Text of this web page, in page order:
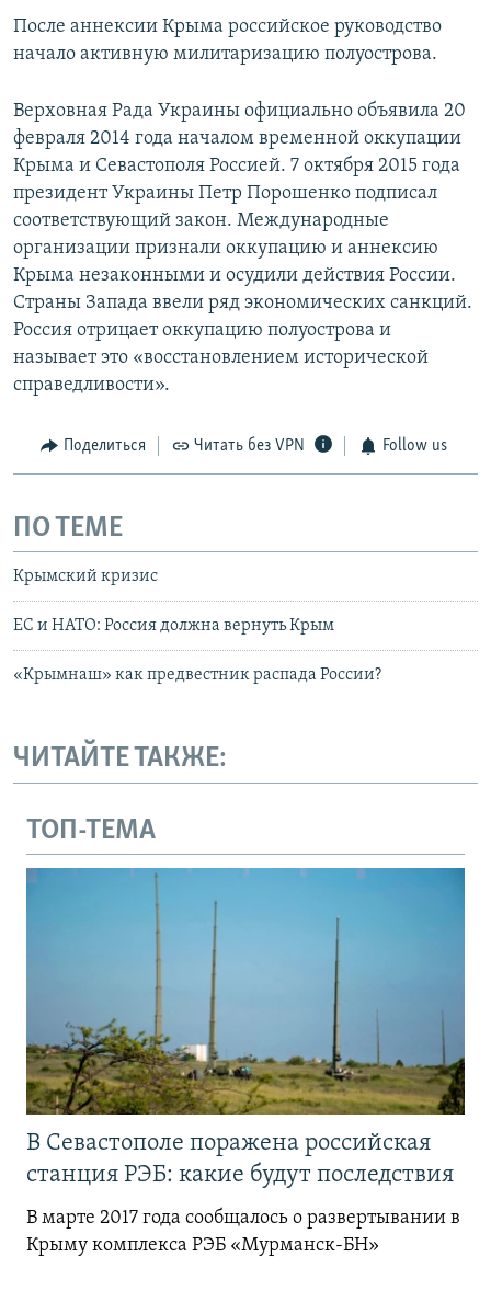
После аннексии Крыма российское руководство
начало активную милитаризацию полуострова.
Верховная Рада Украины официально объявила 20
февраля 2014 года началом временной оккупации
Крыма и Севастополя Россией. 7 октября 2015 года
президент Украины Петр Порошенко подписал
соответствующий закон. Международные
организации признали оккупацию и аннексию
Крыма незаконными и осудили действия России.
Страны Запада ввели ряд экономических санкций.
Россия отрицает оккупацию полуострова и
называет это «восстановлением исторической
справедливости».
Поделиться Читать без VPN Follow us
ПО ТЕМЕ
Крымский кризис
ЕС и НАТО: Россия должна вернуть Крым
«Крымнаш» как предвестник распада России?
ЧИТАЙТЕ ТАКЖЕ:
ТОП-ТЕМА
В Севастополе поражена российская
станция РЭБ: какие будут последствия
В марте 2017 года сообщалось о развертывании в
Крыму комплекса РЭБ «Мурманск-БН»